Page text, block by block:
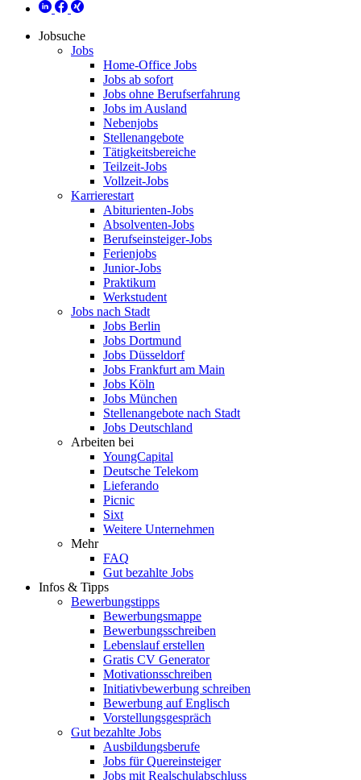
Jobsuche
Jobs
Home-Office Jobs
Jobs ab sofort
Jobs ohne Berufserfahrung
Jobs im Ausland
Nebenjobs
Stellenangebote
Tätigkeitsbereiche
Teilzeit-Jobs
Vollzeit-Jobs
Karrierestart
Abiturienten-Jobs
Absolventen-Jobs
Berufseinsteiger-Jobs
Ferienjobs
Junior-Jobs
Praktikum
Werkstudent
Jobs nach Stadt
Jobs Berlin
Jobs Dortmund
Jobs Düsseldorf
Jobs Frankfurt am Main
Jobs Köln
Jobs München
Stellenangebote nach Stadt
Jobs Deutschland
Arbeiten bei
YoungCapital
Deutsche Telekom
Lieferando
Picnic
Sixt
Weitere Unternehmen
Mehr
FAQ
Gut bezahlte Jobs
Infos & Tipps
Bewerbungstipps
Bewerbungsmappe
Bewerbungsschreiben
Lebenslauf erstellen
Gratis CV Generator
Motivationsschreiben
Initiativbewerbung schreiben
Bewerbung auf Englisch
Vorstellungsgespräch
Gut bezahlte Jobs
Ausbildungsberufe
Jobs für Quereinsteiger
Jobs mit Realschulabschluss